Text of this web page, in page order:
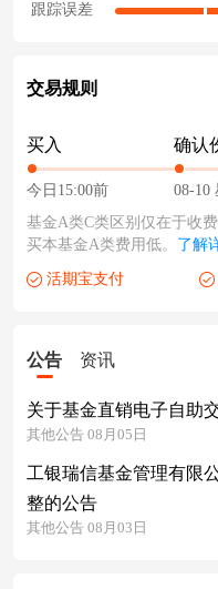
跟踪误差
交易规则
买入
今日15:00前
确认
08-10
基金A类C类区别仅在于收
买本基金A类费用低。 了解
活期宝支付
公告 资讯
关于基金直销电子自助
其他公告 08月05日
工银瑞信基金管理有限
整的公告
其他公告 08月03日